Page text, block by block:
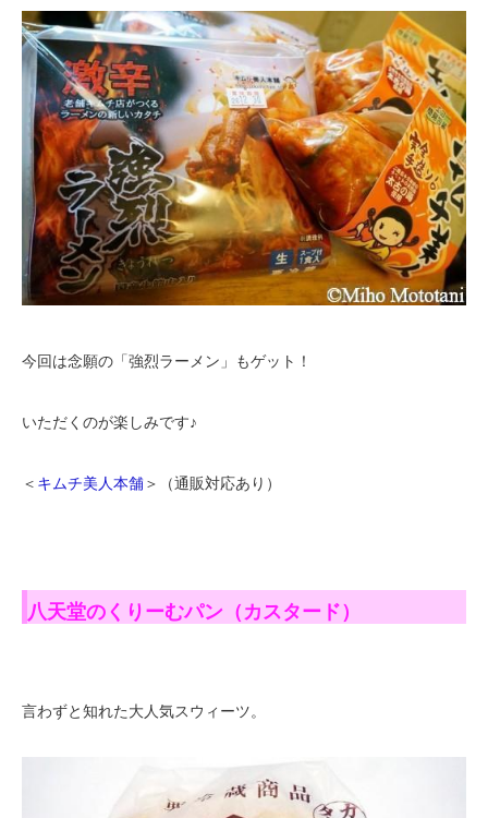
今回は念願の「強烈ラーメン」もゲット！
いただくのが楽しみです♪
＜ キムチ美人本舗＞（通販対応あり）
八天堂のくりーむパン（カスタード）
言わずと知れた大人気スウィーツ。